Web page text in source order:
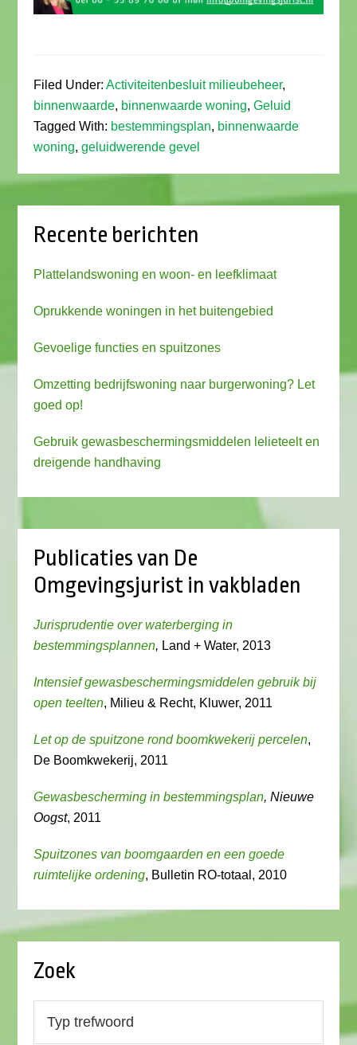
Filed Under:Activiteitenbesluit milieubeheer,
binnenwaarde, binnenwaarde woning,Geluid
Tagged With: bestemmingsplan, binnenwaarde
woning,geluidwerende gevel
Recente berichten
Plattelandswoning en woon- en leefklimaat
Oprukkende woningen in het buitengebied
Gevoelige functies en spuitzones
Omzetting bedrijfswoning naar burgerwoning? Let
goed op!
Gebruik gewasbeschermingsmiddelen lelieteelt en
dreigende handhaving
Publicaties van De
Omgevingsjurist in vakbladen
Jurisprudentie over waterberging in
bestemmingsplannen, Land + Water, 2013
Intensief gewasbeschermingsmiddelen gebruik bij
open teelten, Milieu & Recht, Kluwer, 2011
Let op de spuitzone rond boomkwekerij percelen,
De Boomkwekerij, 2011
Gewasbescherming in bestemmingsplan, Nieuwe
Oogst, 2011
Spuitzones van boomgaarden en een goede
ruimtelijke ordening, Bulletin RO-totaal, 2010
Zoek